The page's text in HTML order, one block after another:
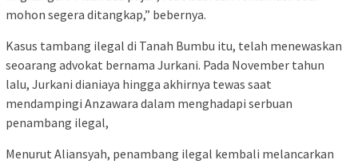
mohon segera ditangkap,” bebernya.
Kasus tambang ilegal di Tanah Bumbu itu, telah menewaskan
seoarang advokat bernama Jurkani. Pada November tahun
lalu, Jurkani dianiaya hingga akhirnya tewas saat
mendampingi Anzawara dalam menghadapi serbuan
penambang ilegal,
Menurut Aliansyah, penambang ilegal kembali melancarkan